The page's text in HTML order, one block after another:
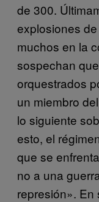
de 300.
explosiones
muchos en la
sospechan
orquestrados
un miembro
lo siguiente
esto, el
que se
no a una
represión». En